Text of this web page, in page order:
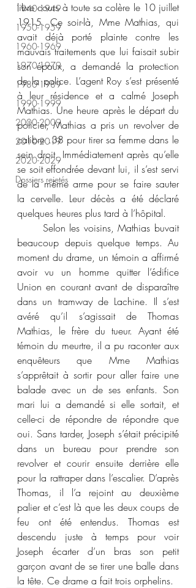
1940-1949
1950-1959
1960-1969
1970-1979
1980-1989
1990-1999
2000-2009
2010-2019
2020-2029
Dossiers rejetés
libre cours à toute sa colère le 10 juillet
1915. Ce soir-là, Mme Mathias, qui
avait déjà porté plainte contre les
mauvais traitements que lui faisait subir
son époux, a demandé la protection
de la police. L’agent Roy s’est présenté
à leur résidence et a calmé Joseph
Mathias. Une heure après le départ du
policier, Mathias a pris un revolver de
calibre .38 pour tirer sa femme dans le
sein droit. Immédiatement après qu’elle
se soit effondrée devant lui, il s’est servi
de la même arme pour se faire sauter
la cervelle. Leur décès a été déclaré
quelques heures plus tard à l’hôpital.
beaucoup depuis quelque temps. Au
moment du drame, un témoin a affirmé
avoir vu un homme quitter l’édifice
Union en courant avant de disparaître
dans un tramway de Lachine. Il s’est
avéré qu’il s’agissait de Thomas
Mathias, le frère du tueur. Ayant été
témoin du meurtre, il a pu raconter aux
enquêteurs que Mme Mathias
s’apprêtait à sortir pour aller faire une
balade avec un de ses enfants. Son
mari lui a demandé si elle sortait, et
celle-ci de répondre de répondre que
oui. Sans tarder, Joseph s’était précipité
dans un bureau pour prendre son
revolver et courir ensuite derrière elle
pour la rattraper dans l’escalier. D’après
Thomas, il l’a rejoint au deuxième
palier et c’est là que les deux coups de
feu ont été entendus. Thomas est
descendu juste à temps pour voir
Joseph écarter d’un bras son petit
garçon avant de se tirer une balle dans
la tête. Ce drame a fait trois orphelins.